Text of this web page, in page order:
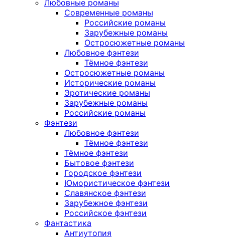
Любовные романы
Современные романы
Российские романы
Зарубежные романы
Остросюжетные романы
Любовное фэнтези
Тёмное фэнтези
Остросюжетные романы
Исторические романы
Эротические романы
Зарубежные романы
Российские романы
Фэнтези
Любовное фэнтези
Тёмное фэнтези
Тёмное фэнтези
Бытовое фэнтези
Городское фэнтези
Юмористическое фэнтези
Славянское фэнтези
Зарубежное фэнтези
Российское фэнтези
Фантастика
Антиутопия